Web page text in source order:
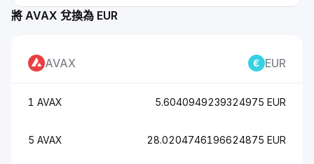
將 AVAX 兌換為 EUR
AVAX EUR
1 AVAX 5.6040949239324975 EUR
5 AVAX 28.0204746196624875 EUR